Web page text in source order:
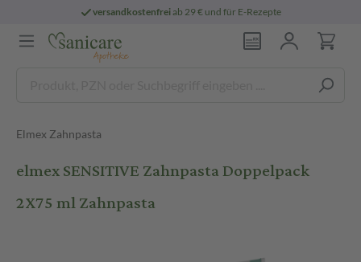
versandkostenfreiab 29 € und für E-Rezepte
Elmex Zahnpasta
elmex SENSITIVE Zahnpasta Doppelpack
2X75 ml Zahnpasta